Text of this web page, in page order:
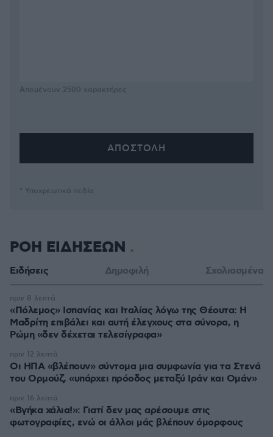
Απομένουν 2500 χαρακτήρες
* Υποχρεωτικά πεδία
ΡΟΗ ΕΙΔΗΣΕΩΝ
Ειδήσεις Δημοφιλή Σχολιασμένα
«Πόλεμος» Ισπανίας και Ιταλίας λόγω της Θέουτα: Η
Μαδρίτη επιβάλει και αυτή έλεγχους στα σύνορα, η
Ρώμη «δεν δέχεται τελεσίγραφα»
πριν 8 λεπτά
Οι ΗΠΑ «βλέπουν» σύντομα μια συμφωνία για τα Στενά
του Ορμούζ, «υπάρχει πρόοδος μεταξύ Ιράν και Ομάν»
πριν 12 λεπτά
«Βγήκα χάλια!»: Γιατί δεν μας αρέσουμε στις
φωτογραφίες, ενώ οι άλλοι μάς βλέπουν όμορφους
πριν 16 λεπτά